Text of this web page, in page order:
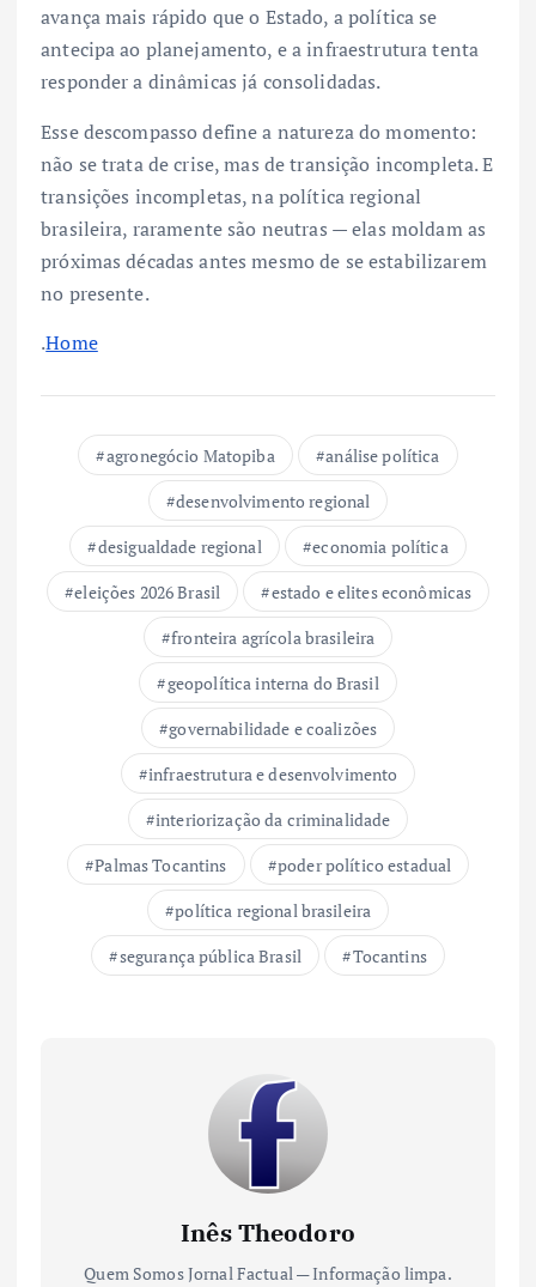
avança mais rápido que o Estado, a política se
antecipa ao planejamento, e a infraestrutura tenta
responder a dinâmicas já consolidadas.
Esse descompasso define a natureza do momento:
não se trata de crise, mas de transição incompleta. E
transições incompletas, na política regional
brasileira, raramente são neutras — elas moldam as
próximas décadas antes mesmo de se estabilizarem
no presente.
.Home
agronegócio Matopiba
análise política
desenvolvimento regional
desigualdade regional
economia política
eleições 2026 Brasil
estado e elites econômicas
fronteira agrícola brasileira
geopolítica interna do Brasil
governabilidade e coalizões
infraestrutura e desenvolvimento
interiorização da criminalidade
Palmas Tocantins
poder político estadual
política regional brasileira
segurança pública Brasil
Tocantins
Inês Theodoro
Quem Somos Jornal Factual — Informação limpa.